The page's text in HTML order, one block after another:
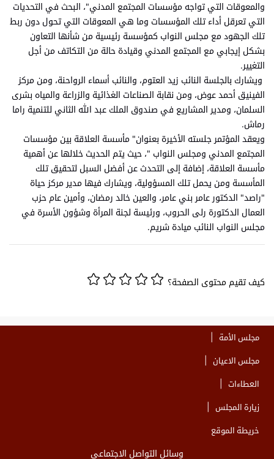
والمعوقات التي تواجه مؤسسات المجتمع المدني"، البحث في التحديات
التي تعرقل أداء تلك المؤسسات وما هي المعوقات التي تحول دون ربط
تلك الجهود مع مجلس النواب كمؤسسة رئيسية من شأنها التعاون
بشكل إيجابي مع المجتمع المدني وقيادة حالة من التكاتف من أجل
التغيير.
ويشارك بالجلسة النائب زيد العتوم، والنائب أسماء الرواحنة، ومن مركز
الفينيق أحمد عوض، ومن نقابة الصناعات الغذائية والزراعة والمياه بشرى
السلمان، ومدير المشاريع في صندوق الملك عبد الله الثاني للتنمية راما
رماش.
ويعقد المؤتمر جلسته الأخيرة بعنوان" مأسسة العلاقة بين مؤسسات
المجتمع المدني ومجلس النواب "، حيث يتم الحديث خلالها عن أهمية
مأسسة العلاقة، إضافة إلى التحدث عن أفضل السبل لتحقيق تلك
المأسسة ومن يحمل تلك المسؤولية، ويشارك فيها مدير مركز حياة
"راصد" الدكتور عامر بني عامر، والعين خالد رمضان، وأمين عام حزب
العمال الدكتورة رلى الحروب، ورئيسة لجنة المرأة وشؤون الأسرة في
مجلس النواب النائب ميادة شريم.
كيف تقيم محتوى الصفحة؟
مجلس الأمة
مجلس الاعيان
العطاءات
زيارة المجلس
خريطة الموقع
وسائل التواصل الاجتماعي